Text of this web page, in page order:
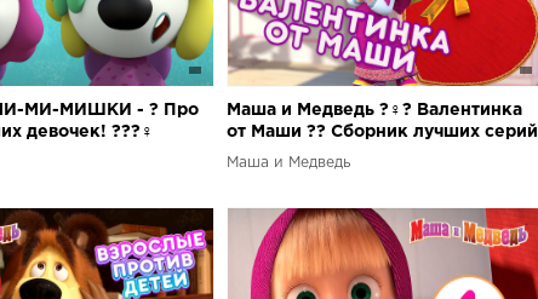
МИ-МИ-МИШКИ - ? Про
девочек! ?‍??‍♀️
Марта!?
Маша и Медведь ?‍♀️? Валентинка
от Маши ?? Сборник лучших серий
на День Святого Валентина! ??
Маша и Медведь